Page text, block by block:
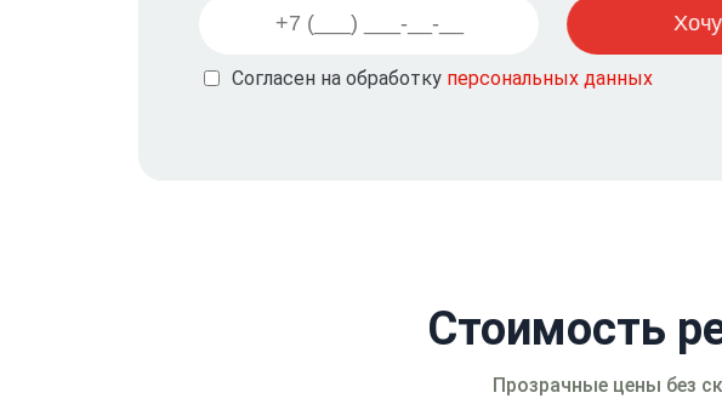
Согласен на обработку персональных данных
Стоимость
Прозрачные цены без